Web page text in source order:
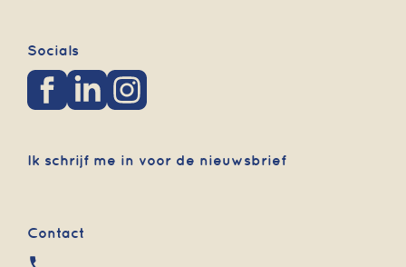
Socials
Ik schrijf me in voor de nieuwsbrief
Contact